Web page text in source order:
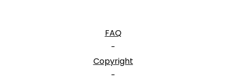
FAQ
-
Copyright
-